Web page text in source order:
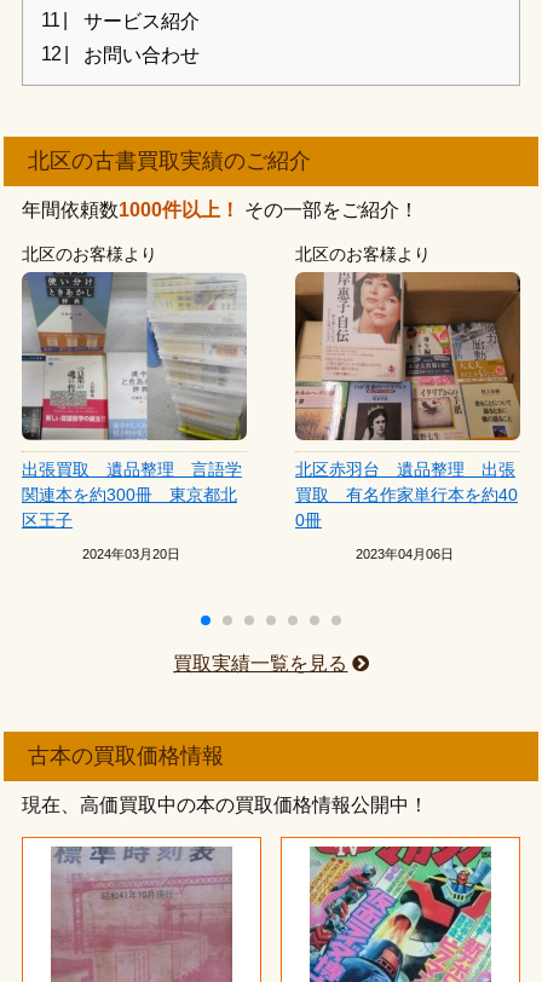
サービス紹介
お問い合わせ
北区の古書買取実績のご紹介
年間依頼数1000件以上！ その一部をご紹介！
北区のお客様より
出張買取 遺品整理 言語学
関連本を約300冊 東京都北
区王子
2024年03月20日
北区のお客様より
北区赤羽台 遺品整理 出張
買取 有名作家単行本を約40
0冊
2023年04月06日
買取実績一覧を見る
古本の買取価格情報
現在、高価買取中の本の買取価格情報公開中！